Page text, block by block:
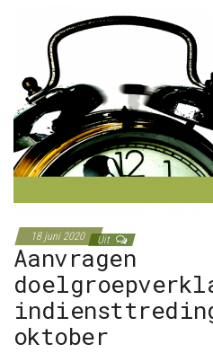
18 juni 2020 Uit
Aanvragen
oktober